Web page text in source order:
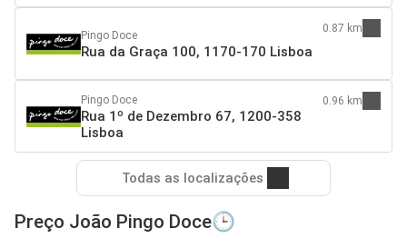
Pingo Doce
Rua da Graça 100, 1170-170 Lisboa
0.87 km
Pingo Doce
Rua 1º de Dezembro 67, 1200-358
Lisboa
0.96 km
Todas as localizações
Preço João Pingo Doce🕒